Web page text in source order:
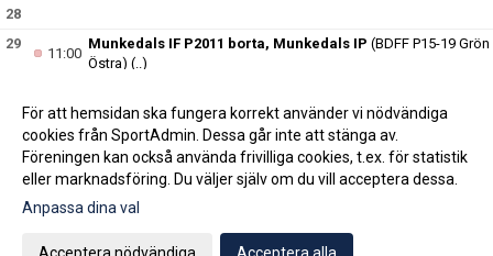
28
29
11:00
Munkedals IF P2011 borta, Munkedals IP (BDFF P15-19 Grön
Östra) (..)
16:45Träning, Thordéngården / Arwidsroplanen (..)
Gå till Webbversion
För att hemsidan ska fungera korrekt använder vi nödvändiga
cookies från SportAdmin. Dessa går inte att stänga av.
Föreningen kan också använda frivilliga cookies, t.ex. för statistik
eller marknadsföring. Du väljer själv om du vill acceptera dessa.
Anpassa dina val